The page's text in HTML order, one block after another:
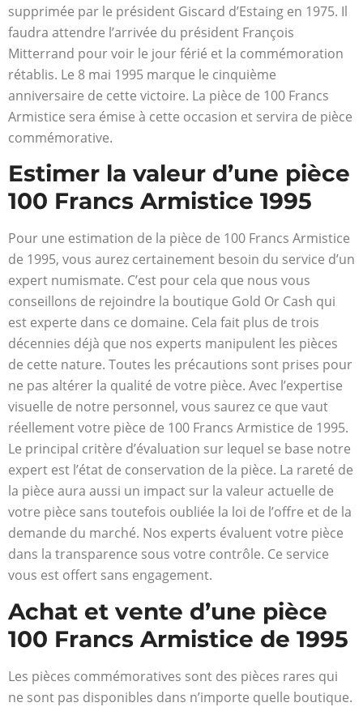
supprimée par le président Giscard d’Estaing en 1975. Il
faudra attendre l’arrivée du président François
Mitterrand pour voir le jour férié et la commémoration
rétablis. Le 8 mai 1995 marque le cinquième
anniversaire de cette victoire. La pièce de 100 Francs
Armistice sera émise à cette occasion et servira de pièce
commémorative.
Estimer la valeur d’une pièce
100 Francs Armistice 1995
Pour une estimation de la pièce de 100 Francs Armistice
de 1995, vous aurez certainement besoin du service d’un
expert numismate. C’est pour cela que nous vous
conseillons de rejoindre la boutique Gold Or Cash qui
est experte dans ce domaine. Cela fait plus de trois
décennies déjà que nos experts manipulent les pièces
de cette nature. Toutes les précautions sont prises pour
ne pas altérer la qualité de votre pièce. Avec l’expertise
visuelle de notre personnel, vous saurez ce que vaut
réellement votre pièce de 100 Francs Armistice de 1995.
Le principal critère d’évaluation sur lequel se base notre
expert est l’état de conservation de la pièce. La rareté de
la pièce aura aussi un impact sur la valeur actuelle de
votre pièce sans toutefois oubliée la loi de l’offre et de la
demande du marché. Nos experts évaluent votre pièce
dans la transparence sous votre contrôle. Ce service
vous est offert sans engagement.
Achat et vente d’une pièce
100 Francs Armistice de 1995
Les pièces commémoratives sont des pièces rares qui
ne sont pas disponibles dans n’importe quelle boutique.